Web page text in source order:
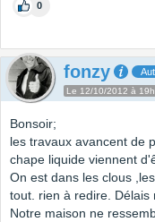
0
fonzy
Le 12/10/2012 à
Bonsoir;
les travaux avancent de
chape liquide viennent
On est dans les clous
tout. rien à redire. Délais
Notre maison ne